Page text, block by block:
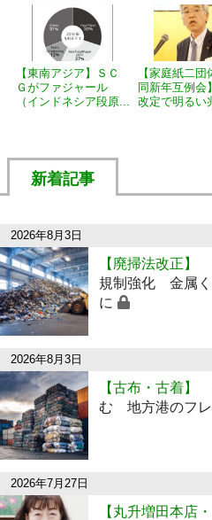
【東南アジア】ＳＣ
Ｇがファジャール
（インドネシア段原...
【家庭紙二
同新年互例会
改定で明るい
新着記事
2026年8月3日
【廃掃法改正】
規制強化 金属く
に
2026年8月3日
【古布・古着】
む 地方港のフレ
2026年7月27日
【丸升増田本店